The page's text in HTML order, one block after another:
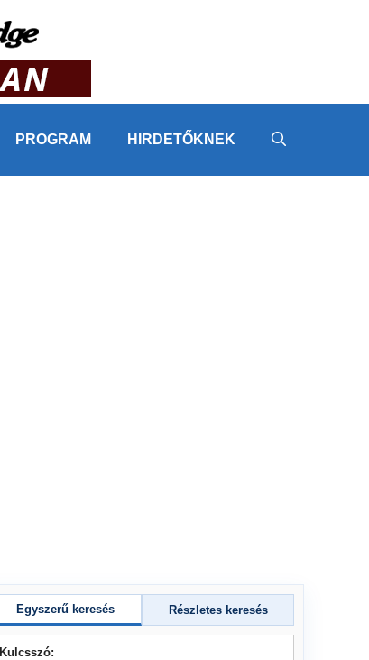
PROGRAM HIRDETŐKNEK
Egyszerű keresés Részletes keresés
Kulcsszó: